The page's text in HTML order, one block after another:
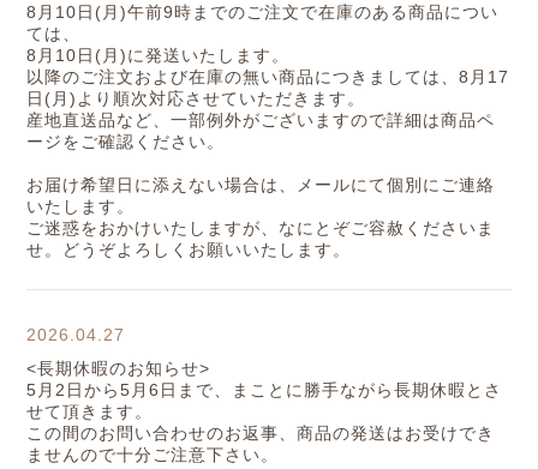
8月10日(月)午前9時までのご注文で在庫のある商品につい
ては、
8月10日(月)に発送いたします。
以降のご注文および在庫の無い商品につきましては、8月17
日(月)より順次対応させていただきます。
産地直送品など、一部例外がございますので詳細は商品ペ
ージをご確認ください。
お届け希望日に添えない場合は、メールにて個別にご連絡
いたします。
ご迷惑をおかけいたしますが、なにとぞご容赦くださいま
せ。どうぞよろしくお願いいたします。
2026.04.27
<長期休暇のお知らせ>
5月2日から5月6日まで、まことに勝手ながら長期休暇とさ
せて頂きます。
この間のお問い合わせのお返事、商品の発送はお受けでき
ませんので十分ご注意下さい。